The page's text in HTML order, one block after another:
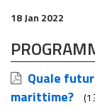
18 Jan 2022
Quale
marittime?